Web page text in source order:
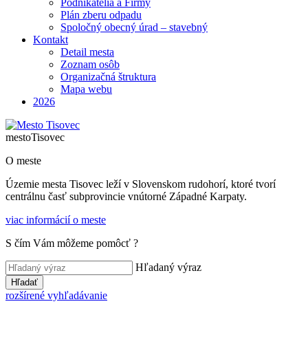
Podnikatelia a Firmy
Plán zberu odpadu
Spoločný obecný úrad – stavebný
Kontakt
Detail mesta
Zoznam osôb
Organizačná štruktura
Mapa webu
2026
mestoTisovec
O meste
Územie mesta Tisovec leží v Slovenskom rudohorí, ktoré tvorí
centrálnu časť subprovincie vnútorné Západné Karpaty.
viac informácií o meste
S čím Vám môžeme pomôcť ?
Hľadaný výraz
Hľadať
rozšírené vyhľadávanie